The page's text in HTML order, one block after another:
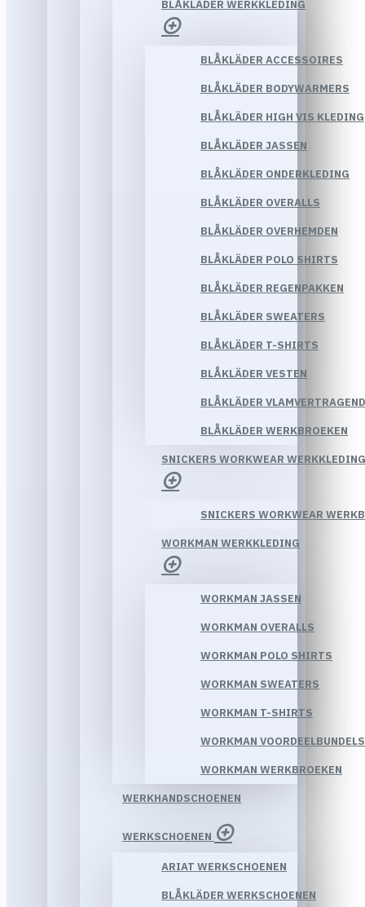
BLÅKLÄDER WERKKLEDING
BLÅKLÄDER ACCESSOIRES
BLÅKLÄDER BODYWARMERS
BLÅKLÄDER HIGH VIS KLEDING
BLÅKLÄDER JASSEN
BLÅKLÄDER ONDERKLEDING
BLÅKLÄDER OVERALLS
BLÅKLÄDER OVERHEMDEN
BLÅKLÄDER POLO SHIRTS
BLÅKLÄDER REGENPAKKEN
BLÅKLÄDER SWEATERS
BLÅKLÄDER T-SHIRTS
BLÅKLÄDER VESTEN
BLÅKLÄDER
BLÅKLÄDER WERKBROEKEN
SNICKERS WORKWEAR WERKKLEDING
SNICKERS WORKWEAR
WORKMAN WERKKLEDING
WORKMAN JASSEN
WORKMAN OVERALLS
WORKMAN POLO SHIRTS
WORKMAN SWEATERS
WORKMAN T-SHIRTS
WORKMAN VOORDEELBUNDELS
WORKMAN WERKBROEKEN
WERKHANDSCHOENEN
WERKSCHOENEN
ARIAT WERKSCHOENEN
BLÅKLÄDER WERKSCHOENEN